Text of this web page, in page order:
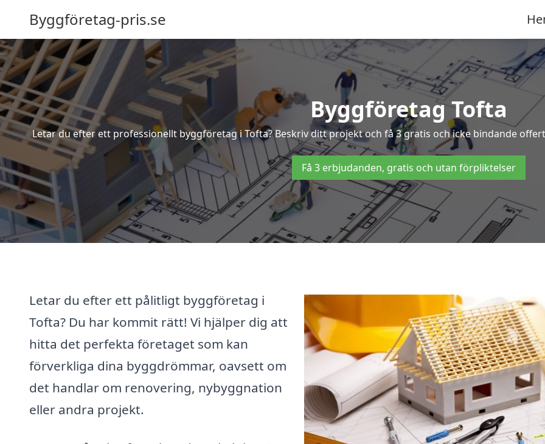
Byggföretag-pris.se
Byggföretag Tofta
Letar du efter ett professionellt byggföretag i Tofta? Beskriv ditt projekt och få 3 gratis och icke bindande
Få 3 erbjudanden, gratis och utan förpliktelser
Letar du efter ett pålitligt byggföretag i
Tofta? Du har kommit rätt! Vi hjälper dig att
hitta det perfekta företaget som kan
förverkliga dina byggdrömmar, oavsett om
det handlar om renovering, nybyggnation
eller andra projekt.